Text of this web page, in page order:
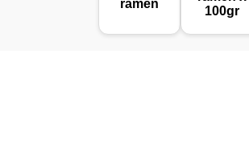
ramen
100gr